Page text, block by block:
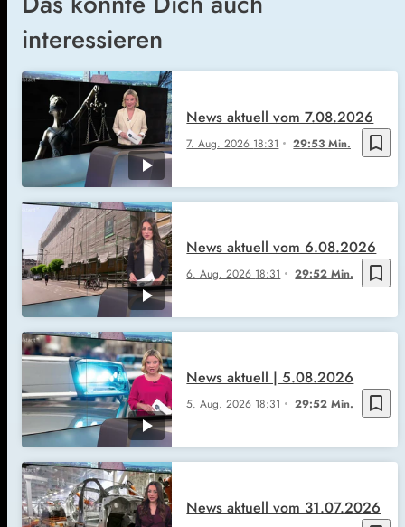
interessieren
bookmark_border
7. Aug. 2026 18:31 29:53 Min.
News aktuell vom 7.08.2026
bookmark_border
6. Aug. 2026 18:31 29:52 Min.
News aktuell vom 6.08.2026
bookmark_border
5. Aug. 2026 18:31 29:52 Min.
News aktuell | 5.08.2026
News aktuell vom 31.07.2026